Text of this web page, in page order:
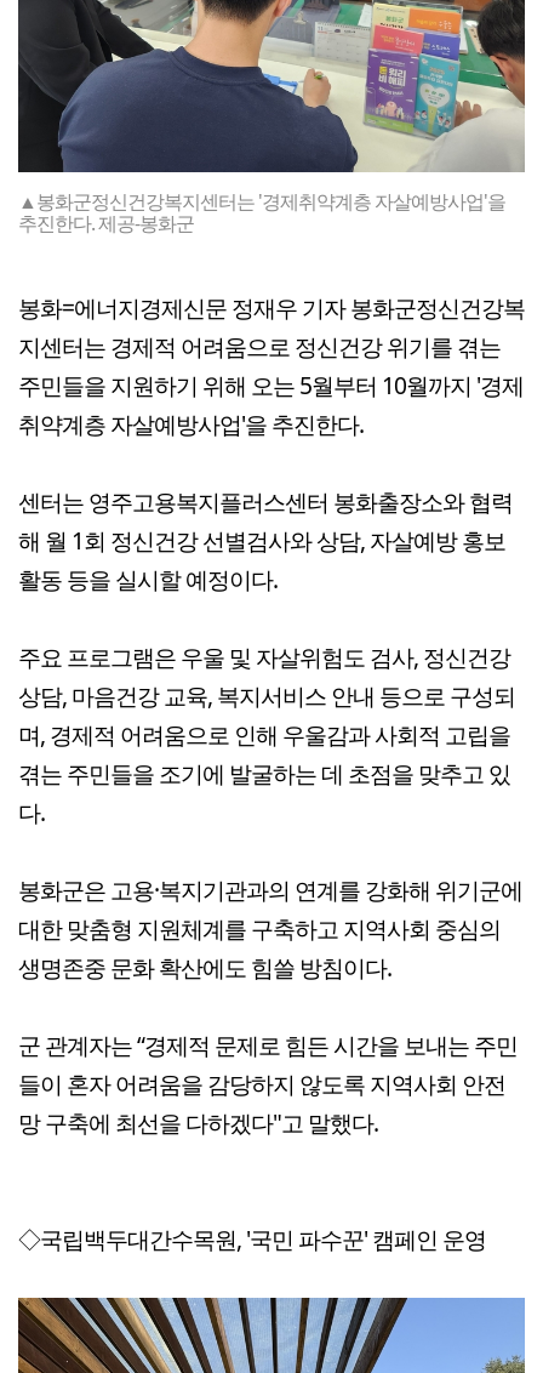
▲봉화군정신건강복지센터는 '경제취약계층 자살예방사업'을
추진한다. 제공-봉화군
봉화=에너지경제신문 정재우 기자 봉화군정신건강복
지센터는 경제적 어려움으로 정신건강 위기를 겪는
주민들을 지원하기 위해 오는 5월부터 10월까지 '경제
취약계층 자살예방사업'을 추진한다.
센터는 영주고용복지플러스센터 봉화출장소와 협력
해 월 1회 정신건강 선별검사와 상담, 자살예방 홍보
활동 등을 실시할 예정이다.
주요 프로그램은 우울 및 자살위험도 검사, 정신건강
상담, 마음건강 교육, 복지서비스 안내 등으로 구성되
며, 경제적 어려움으로 인해 우울감과 사회적 고립을
겪는 주민들을 조기에 발굴하는 데 초점을 맞추고 있
다.
봉화군은 고용·복지기관과의 연계를 강화해 위기군에
대한 맞춤형 지원체계를 구축하고 지역사회 중심의
생명존중 문화 확산에도 힘쓸 방침이다.
군 관계자는 “경제적 문제로 힘든 시간을 보내는 주민
들이 혼자 어려움을 감당하지 않도록 지역사회 안전
망 구축에 최선을 다하겠다"고 말했다.
◇국립백두대간수목원, '국민 파수꾼' 캠페인 운영